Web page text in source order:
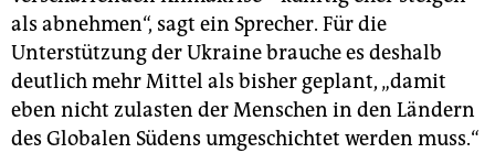
als abnehmen“, sagt ein Sprecher. Für die
Unterstützung der Ukraine brauche es deshalb
deutlich mehr Mittel als bisher geplant, „damit
eben nicht zulasten der Menschen in den Ländern
des Globalen Südens umgeschichtet werden muss.“